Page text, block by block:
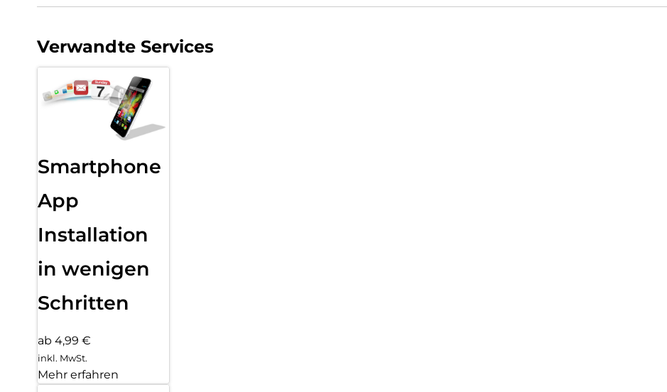
Verwandte Services
Smartphone
App
Installation
in wenigen
Schritten
ab 4,99 €
inkl. MwSt.
Mehr erfahren